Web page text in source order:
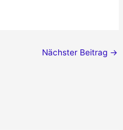
Nächster Beitrag →